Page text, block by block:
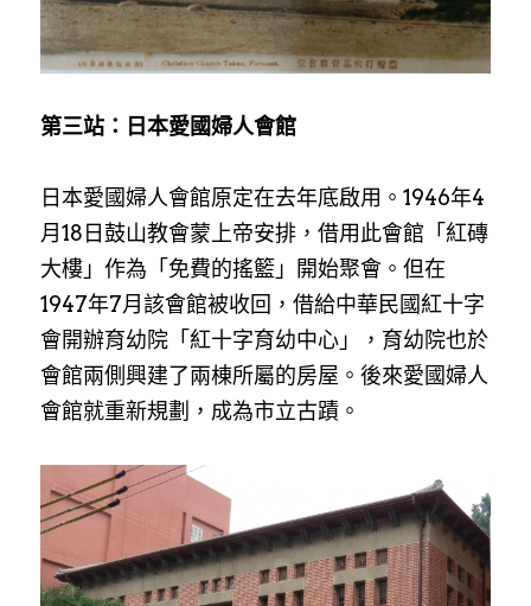
第三站：日本愛國婦人會館
日本愛國婦人會館原定在去年底啟用。1946年4
月18日鼓山教會蒙上帝安排，借用此會館「紅磚
大樓」作為「免費的搖籃」開始聚會。但在
1947年7月該會館被收回，借給中華民國紅十字
會開辦育幼院「紅十字育幼中心」，育幼院也於
會館兩側興建了兩棟所屬的房屋。後來愛國婦人
會館就重新規劃，成為市立古蹟。